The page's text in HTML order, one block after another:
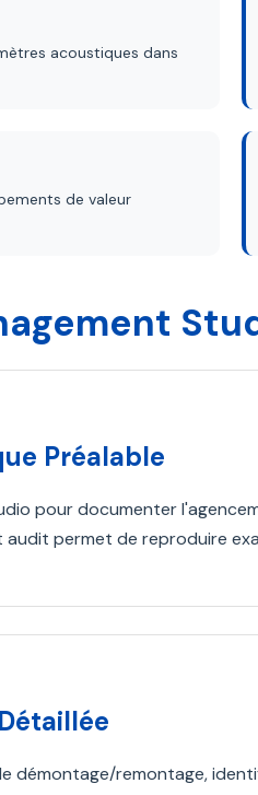
acoustiques dans
de valeur
Préalable
pour documenter
permet de reproduire
démontage/remontage,